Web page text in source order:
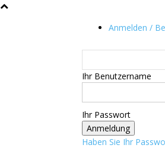
Anmelden /
Ihr Benutzername
Ihr Passwort
Haben Sie Ihr